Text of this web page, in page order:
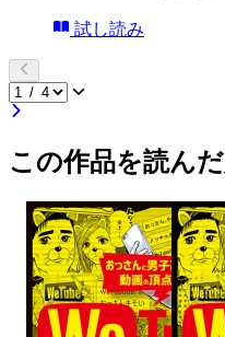
試し読み
この作品を読ん